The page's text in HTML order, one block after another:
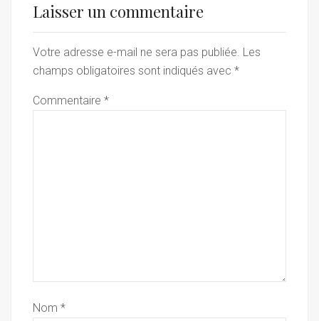
Laisser un commentaire
Votre adresse e-mail ne sera pas publiée. Les
champs obligatoires sont indiqués avec *
Commentaire *
Nom *